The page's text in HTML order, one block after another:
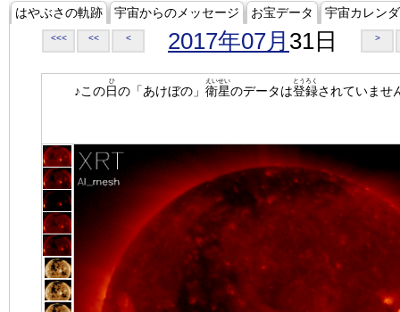
はやぶさの軌跡 宇宙からのメッセージ お宝データ 宇宙カレン
<<< << < 2017年07月 31日 >
♪この日
ひ
の「あけぼの」 衛星
えいせい
のデータは登録
とうろく
されていませ